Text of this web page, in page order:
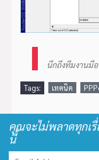
นึกถึงทีมงานมือ
Tags: เทคนิค
คุณจะไม่พลาดทุกเ
นี้